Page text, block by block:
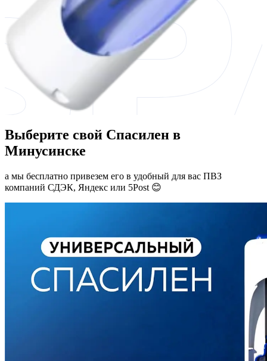
Выберите свой Спасилен в
Минусинске
а мы бесплатно привезем его в удобный для вас ПВЗ
компаний СДЭК, Яндекс или 5Post 😊